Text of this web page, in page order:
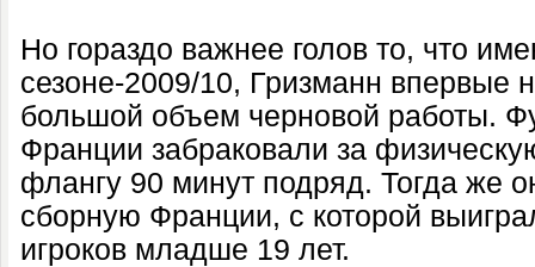
Но гораздо важнее голов то, что
сезоне-2009/10, Гризманн впервые
большой объем черновой работы.
Франции забраковали за
флангу 90 минут подряд. Тогда же
сборную Франции, с которой
игроков младше 19 лет.